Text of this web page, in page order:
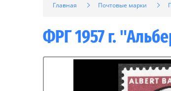
Главная Почтовые марки
ФРГ 1957 г.